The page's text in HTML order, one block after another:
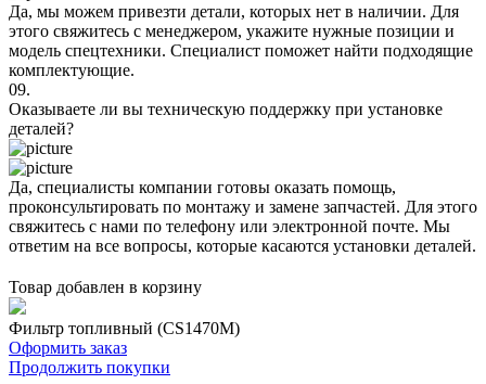
Да, мы можем привезти детали, которых нет в наличии. Для
этого свяжитесь с менеджером, укажите нужные позиции и
модель спецтехники. Специалист поможет найти подходящие
комплектующие.
09.
Оказываете ли вы техническую поддержку при установке
деталей?
Да, специалисты компании готовы оказать помощь,
проконсультировать по монтажу и замене запчастей. Для этого
свяжитесь с нами по телефону или электронной почте. Мы
ответим на все вопросы, которые касаются установки деталей.
Товар добавлен в корзину
Фильтр топливный (CS1470M)
Оформить заказ
Продолжить покупки